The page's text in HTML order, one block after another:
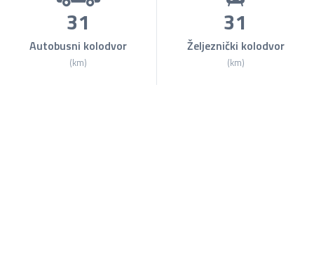
31
Autobusni kolodvor
(km)
31
Željeznički kolodvor
(km)